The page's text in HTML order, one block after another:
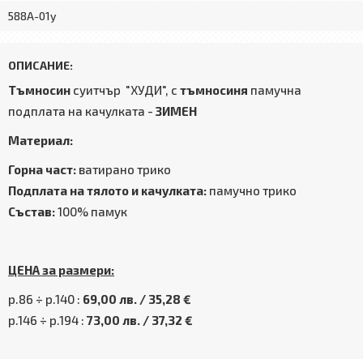
588А-01y
ОПИСАНИЕ:
Тъмносин суитчър "ХУДИ", с тъмносиня памучна
подплата на качулката - ЗИМЕН
Материал:
Горна част: ватирано трико
Подплата на тялото и качулката: памучно трико
Състав:100% памук
ЦЕНА за размери:
р.86 ÷ р.140 : 69,00 лв. / 35,28 €
р.146 ÷ р.194 : 73,00 лв. / 37,32 €